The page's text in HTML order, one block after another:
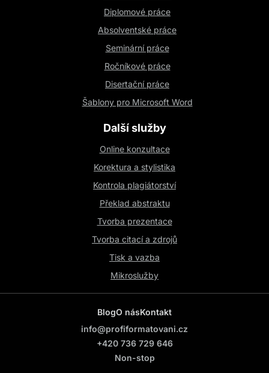
Diplomové práce
Absolventské práce
Seminární práce
Ročníkové práce
Disertační práce
Šablony pro Microsoft Word
Další služby
Online konzultace
Korektura a stylistika
Kontrola plagiátorství
Překlad abstraktu
Tvorba prezentace
Tvorba citací a zdrojů
Tisk a vazba
Mikroslužby
BlogO násKontakt
info@profiformatovani.cz
+420 736 729 646
Non-stop